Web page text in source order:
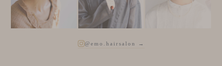
@emo.hairsalon →